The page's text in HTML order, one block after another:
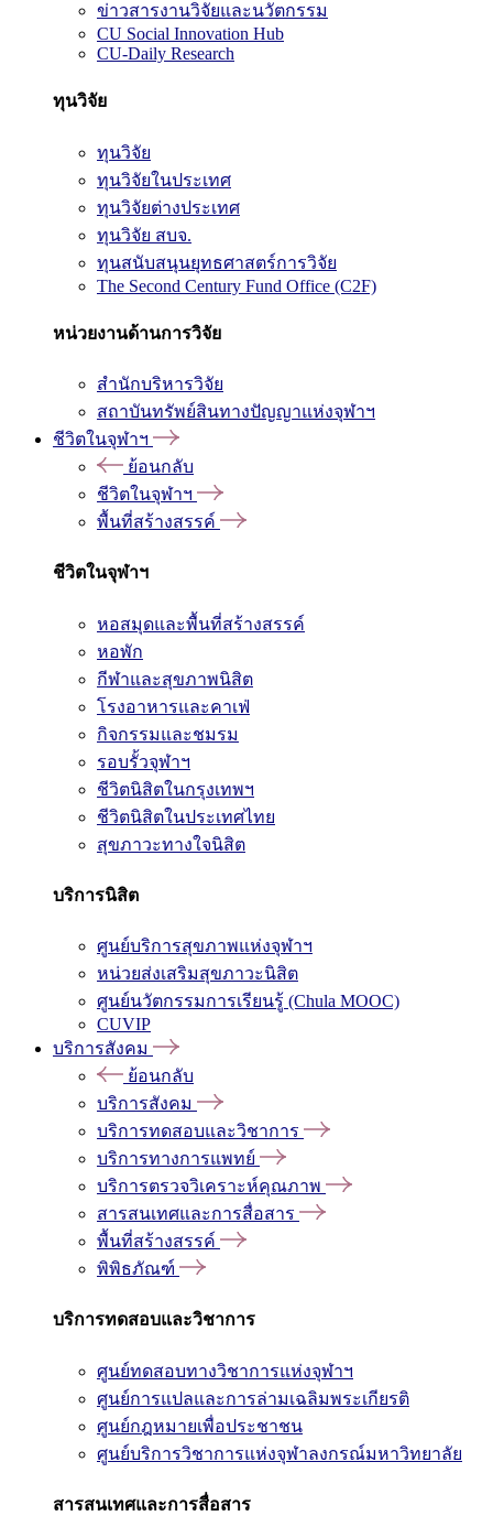
ข่าวสารงานวิจัยและนวัตกรรม
CU Social Innovation Hub
CU-Daily Research
ทุนวิจัย
ทุนวิจัย
ทุนวิจัยในประเทศ
ทุนวิจัยต่างประเทศ
ทุนวิจัย สบจ.
ทุนสนับสนุนยุทธศาสตร์การวิจัย
The Second Century Fund Office (C2F)
หน่วยงานด้านการวิจัย
สำนักบริหารวิจัย
สถาบันทรัพย์สินทางปัญญาแห่งจุฬาฯ
ชีวิตในจุฬาฯ
ย้อนกลับ
ชีวิตในจุฬาฯ
พื้นที่สร้างสรรค์
ชีวิตในจุฬาฯ
หอสมุดและพื้นที่สร้างสรรค์
หอพัก
กีฬาและสุขภาพนิสิต
โรงอาหารและคาเฟ่
กิจกรรมและชมรม
รอบรั้วจุฬาฯ
ชีวิตนิสิตในกรุงเทพฯ
ชีวิตนิสิตในประเทศไทย
สุขภาวะทางใจนิสิต
บริการนิสิต
ศูนย์บริการสุขภาพแห่งจุฬาฯ
หน่วยส่งเสริมสุขภาวะนิสิต
ศูนย์นวัตกรรมการเรียนรู้ (Chula MOOC)
CUVIP
บริการสังคม
ย้อนกลับ
บริการสังคม
บริการทดสอบและวิชาการ
บริการทางการแพทย์
บริการตรวจวิเคราะห์คุณภาพ
สารสนเทศและการสื่อสาร
พื้นที่สร้างสรรค์
พิพิธภัณฑ์
บริการทดสอบและวิชาการ
ศูนย์ทดสอบทางวิชาการแห่งจุฬาฯ
ศูนย์การแปลและการล่ามเฉลิมพระเกียรติ
ศูนย์กฎหมายเพื่อประชาชน
ศูนย์บริการวิชาการแห่งจุฬาลงกรณ์มหาวิทยาลัย
สารสนเทศและการสื่อสาร